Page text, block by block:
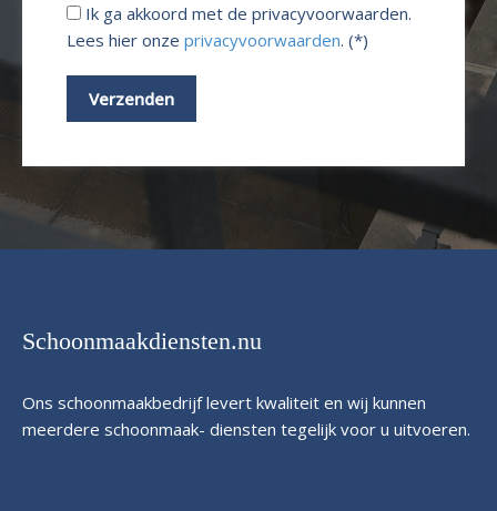
Ik ga akkoord met de privacyvoorwaarden.
Lees hier onze privacyvoorwaarden. (*)
Schoonmaakdiensten.nu
Ons schoonmaakbedrijf levert kwaliteit en wij kunnen
meerdere schoonmaak- diensten tegelijk voor u uitvoeren.